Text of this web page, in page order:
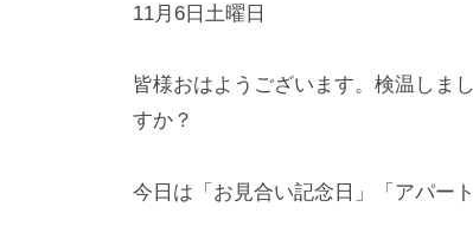
i
a
y
の
メ
11月6日土曜日
皆様おはようございます。検温しま
すか？
今日は「お見合い記念日」「アパー